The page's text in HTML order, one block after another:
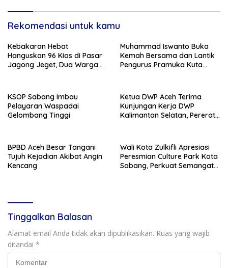
Rekomendasi untuk kamu
Kebakaran Hebat
Hanguskan 96 Kios di Pasar
Jagong Jeget, Dua Warga
Muhammad Iswanto Buka
Kemah Bersama dan Lantik
Pengurus Pramuka Kuta
KSOP Sabang Imbau
Pelayaran Waspadai
Gelombang Tinggi
Ketua DWP Aceh Terima
Kunjungan Kerja DWP
Kalimantan Selatan, Pererat
BPBD Aceh Besar Tangani
Tujuh Kejadian Akibat Angin
Kencang
Wali Kota Zulkifli Apresiasi
Peresmian Culture Park Kota
Sabang, Perkuat Semangat
Tinggalkan Balasan
Alamat email Anda tidak akan dipublikasikan. Ruas yang wajib
ditandai *